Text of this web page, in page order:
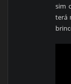
sim
terá